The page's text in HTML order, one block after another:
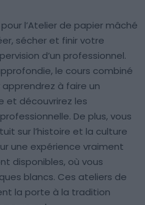
l’Atelier de papier mâché
sécher et finir votre
d’un professionnel.
le cours combiné
à faire un
et découvrirez les
De plus, vous
sur l’histoire et la culture
une expérience vraiment
disponibles, où vous
blancs. Ces ateliers de
la porte à la tradition